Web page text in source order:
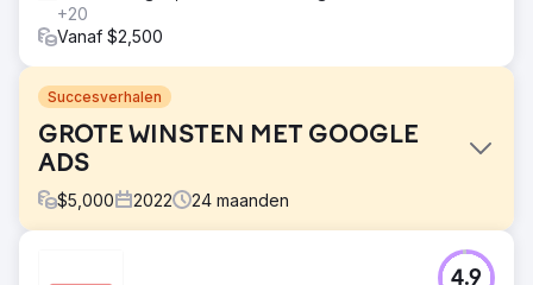
+20
Vanaf $2,500
Succesverhalen
GROTE WINSTEN MET GOOGLE
ADS
$5,000 2022 24 maanden
4.9